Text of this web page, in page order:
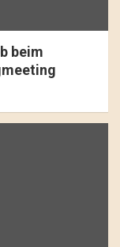
beim